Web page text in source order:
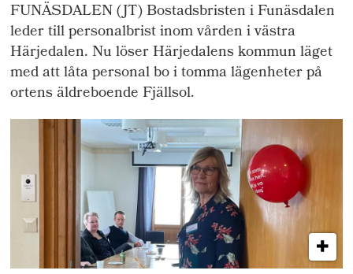
FUNÄSDALEN (JT) Bostadsbristen i Funäsdalen
leder till personalbrist inom vården i västra
Härjedalen. Nu löser Härjedalens kommun läget
med att låta personal bo i tomma lägenheter på
ortens äldreboende Fjällsol.